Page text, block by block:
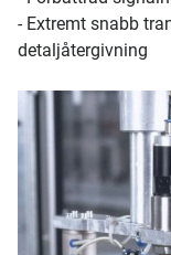
- Extremt snabb
detaljåtergivning